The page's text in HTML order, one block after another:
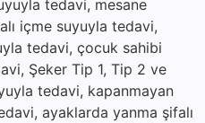
tedavi, mesane
içme suyuyla tedavi,
tedavi, çocuk sahibi
Şeker Tip 1, Tip 2 ve
tedavi, kapanmayan
ayaklarda yanma şifalı